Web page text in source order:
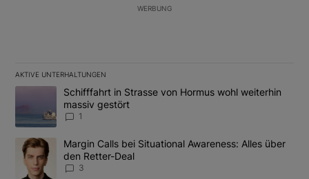
WERBUNG
AKTIVE UNTERHALTUNGEN
Das Folgende ist eine Liste der am meisten kommentierten
Ein Trendartikel mit dem Titel "Schifffahrt in Strasse von
Schifffahrt in Strasse von Hormus wohl weiterhin
massiv gestört
1
Ein Trendartikel mit dem Titel "Margin Calls bei Situational
Margin Calls bei Situational Awareness: Alles über
den Retter-Deal
3